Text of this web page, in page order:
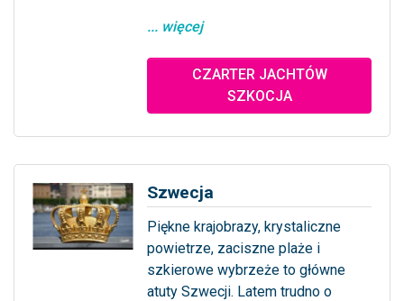
... więcej
CZARTER JACHTÓW
SZKOCJA
Szwecja
Piękne krajobrazy, krystaliczne
powietrze, zaciszne plaże i
szkierowe wybrzeże to główne
atuty Szwecji. Latem trudno o